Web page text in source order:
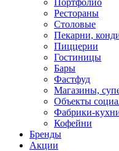
Портфолио
Рестораны
Столовые
Пекарни,
Пиццерии
Гостиницы
Бары
Фастфуд
Магазины,
Объекты
Фабрики-
Кофейни
Бренды
Акции